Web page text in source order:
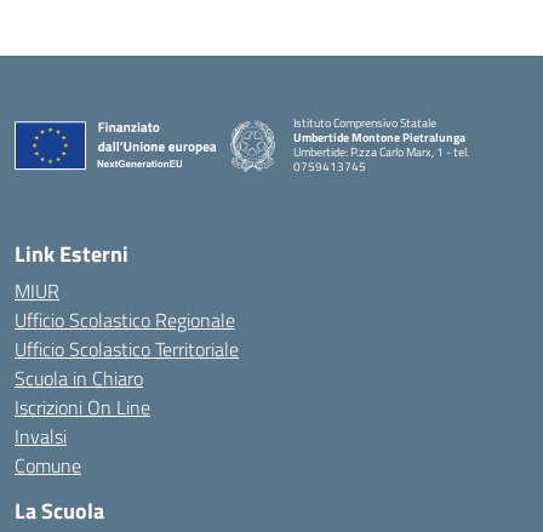
Istituto Comprensivo Statale
Umbertide Montone Pietralunga
Umbertide: P.zza Carlo Marx, 1 - tel.
0759413745
Link Esterni
MIUR
Ufficio Scolastico Regionale
Ufficio Scolastico Territoriale
Scuola in Chiaro
Iscrizioni On Line
Invalsi
Comune
La Scuola